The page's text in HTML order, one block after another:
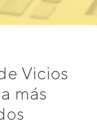
Vicios
más